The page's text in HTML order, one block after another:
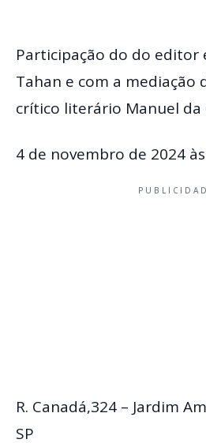
Participação do do editor
Tahan e com a mediação
crítico literário Manuel da
4 de novembro de 2024
R. Canadá,324 – Jardim
SP